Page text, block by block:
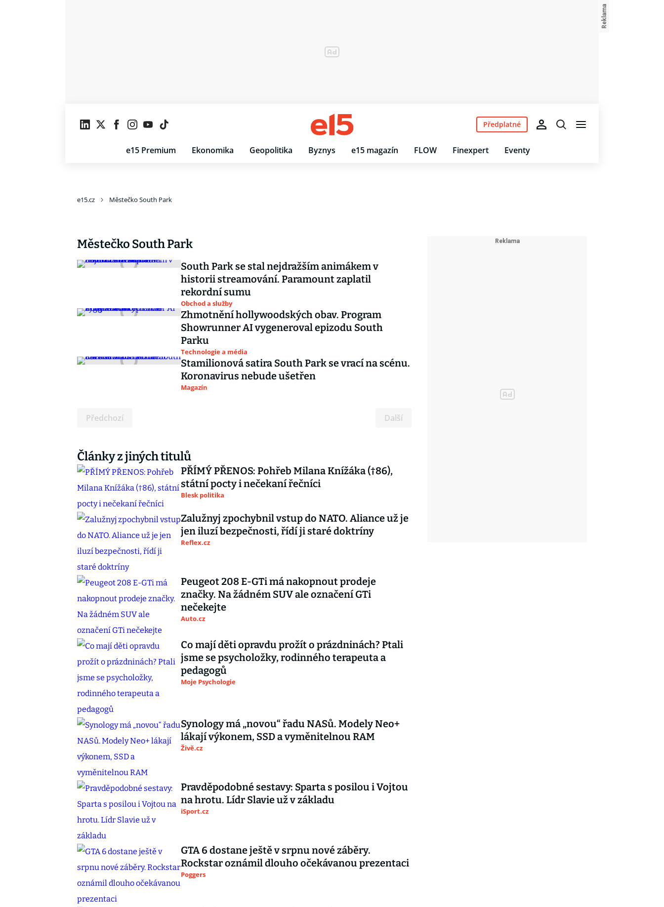
e15 Premium Ekonomika Geopolitika Byznys e15 magazín FLOW Finexpert Eventy
Předplatné
e15.cz Městečko South Park
Městečko South Park
South Park se stal nejdražším animákem v
historii streamování. Paramount zaplatil
rekordní sumu
Obchod a služby
Zhmotnění hollywoodských obav. Program
Showrunner AI vygeneroval epizodu South
Parku
Technologie a média
Stamilionová satira South Park se vrací na scénu.
Koronavirus nebude ušetřen
Magazín
Předchozí Další
Články z jiných titulů
PŘÍMÝ PŘENOS: Pohřeb Milana Knížáka (†86),
státní pocty i nečekaní řečníci
Blesk politika
Zalužnyj zpochybnil vstup do NATO. Aliance už je
jen iluzí bezpečnosti, řídí ji staré doktríny
Reflex.cz
Peugeot 208 E-GTi má nakopnout prodeje
značky. Na žádném SUV ale označení GTi
nečekejte
Auto.cz
Co mají děti opravdu prožít o prázdninách? Ptali
jsme se psycholožky, rodinného terapeuta a
pedagogů
Moje Psychologie
Synology má „novou“ řadu NASů. Modely Neo+
lákají výkonem, SSD a vyměnitelnou RAM
Živě.cz
Pravděpodobné sestavy: Sparta s posilou i Vojtou
na hrotu. Lídr Slavie už v základu
iSport.cz
GTA 6 dostane ještě v srpnu nové záběry.
Rockstar oznámil dlouho očekávanou prezentaci
Poggers